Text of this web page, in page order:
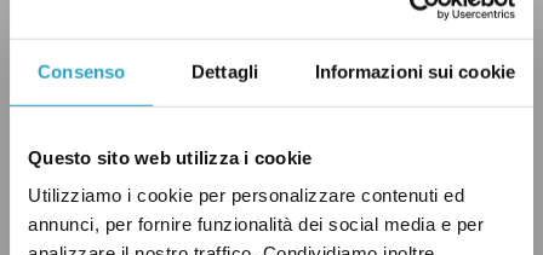
Consenso Dettagli Informazioni sui cookie
Questo sito web utilizza i cookie
Utilizziamo i cookie per personalizzare contenuti ed
annunci, per fornire funzionalità dei social media e per
LEGGI ANCHE:
Come cambia il reddito di
I prossimi passi